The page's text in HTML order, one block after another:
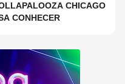
CHICAGO
CONHECER